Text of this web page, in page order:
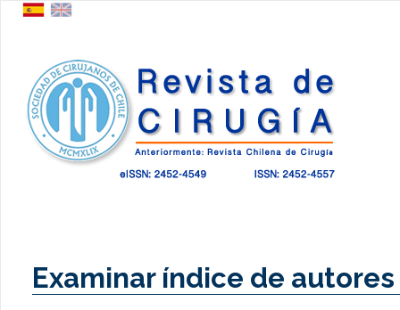
Examinar índice de autores